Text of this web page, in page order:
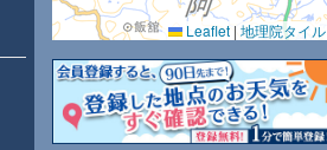
84 83 81 79
Leaflet | 地理院タイル